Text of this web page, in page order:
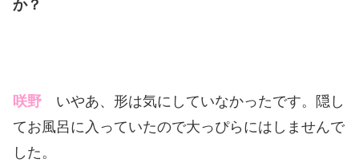
か？
咲野 いやあ、形は気にしていなかったです。隠し
てお風呂に入っていたので大っぴらにはしませんで
した。